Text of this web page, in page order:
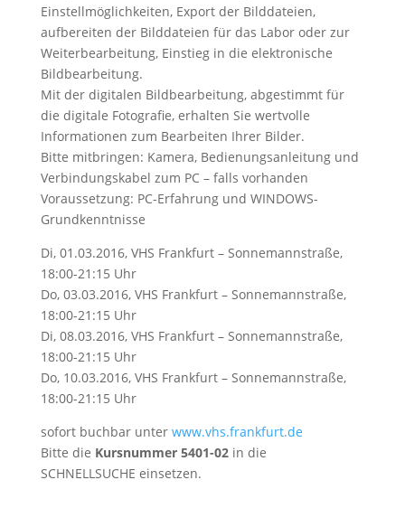
Einstellmöglichkeiten, Export der Bilddateien,
aufbereiten der Bilddateien für das Labor oder zur
Weiterbearbeitung, Einstieg in die elektronische
Bildbearbeitung.
Mit der digitalen Bildbearbeitung, abgestimmt für
die digitale Fotografie, erhalten Sie wertvolle
Informationen zum Bearbeiten Ihrer Bilder.
Bitte mitbringen: Kamera, Bedienungsanleitung und
Verbindungskabel zum PC – falls vorhanden
Voraussetzung: PC-Erfahrung und WINDOWS-
Grundkenntnisse
Di, 01.03.2016, VHS Frankfurt – Sonnemannstraße,
18:00-21:15 Uhr
Do, 03.03.2016, VHS Frankfurt – Sonnemannstraße,
18:00-21:15 Uhr
Di, 08.03.2016, VHS Frankfurt – Sonnemannstraße,
18:00-21:15 Uhr
Do, 10.03.2016, VHS Frankfurt – Sonnemannstraße,
18:00-21:15 Uhr
sofort buchbar unter www.vhs.frankfurt.de
Bitte die Kursnummer 5401-02in die
SCHNELLSUCHE einsetzen.